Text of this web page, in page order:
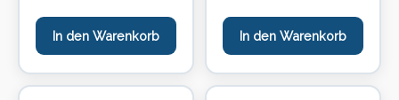
In den Warenkorb In den Warenkorb